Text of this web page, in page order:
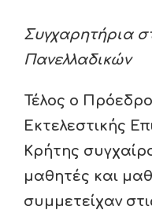
Συγχαρητήρια
Πανελλαδικών
Τέλος ο
Εκτελεστικής
Κρήτης
μαθητές και
συμμετείχαν